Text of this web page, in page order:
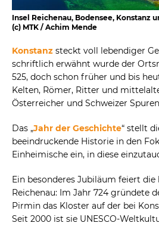
Insel Reichenau, Bodensee, Konstanz
(c) MTK / Achim Mende
Konstanz steckt voll lebendiger
schriftlich erwähnt wurde der
525, doch schon früher und bis
Kelten, Römer, Ritter und
Österreicher und Schweizer
Das „Jahr der Geschichte“ stellt
beeindruckende Historie in den
Einheimische ein, in diese
Ein besonderes Jubiläum feiert die
Reichenau: Im Jahr 724 gründete
Pirmin das Kloster auf der bei
Seit 2000 ist sie UNESCO-